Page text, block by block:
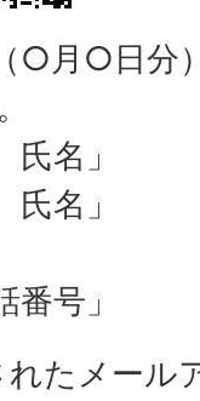
（○月○日
名」
」
号」
れたメール